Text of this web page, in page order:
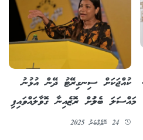
ކުއްޖަކަށް ސިނގިރޭޓު ދޭން އުޅުނު
މައްސަލަ ބެލުމަށް ރޮޒެއިނާ ގޮވާލައްވައިފި
24 ނޮވެމްބަރު 2025